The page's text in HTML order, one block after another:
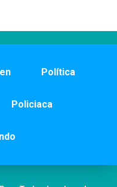
Política
Policiaca